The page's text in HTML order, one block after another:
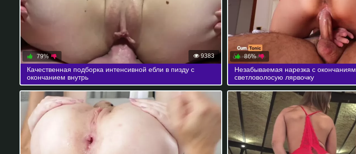
9383
79%
Качественная подборка интенсивной ебли в пизду с
окончанием внутрь
86%
Незабываемая нарезка с
светловолосую лярвочку